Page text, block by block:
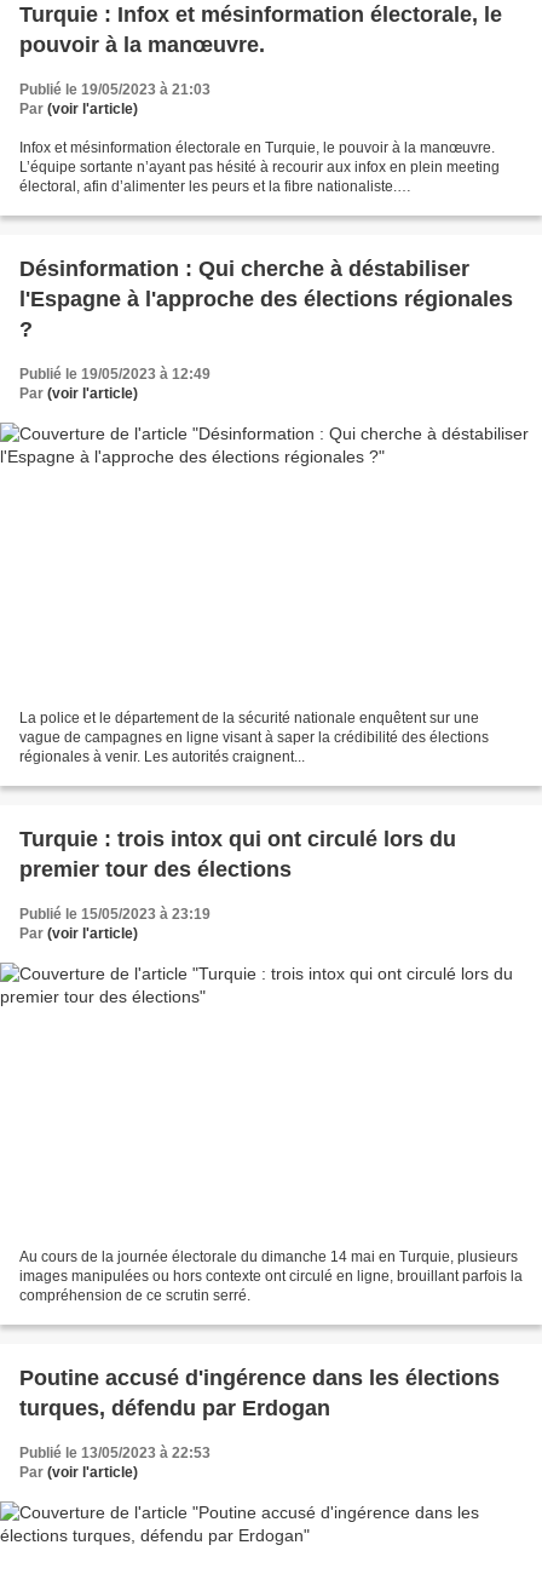
Turquie : Infox et mésinformation électorale, le
pouvoir à la manœuvre.
Publié le 19/05/2023 à 21:03
Par (voir l'article)
Infox et mésinformation électorale en Turquie, le pouvoir à la manœuvre.
L’équipe sortante n’ayant pas hésité à recourir aux infox en plein meeting
électoral, afin d’alimenter les peurs et la fibre nationaliste.
Désinformation : Qui cherche à déstabiliser
l'Espagne à l'approche des élections régionales
?
Publié le 19/05/2023 à 12:49
Par (voir l'article)
La police et le département de la sécurité nationale enquêtent sur une
vague de campagnes en ligne visant à saper la crédibilité des élections
régionales à venir. Les autorités craignent...
Turquie : trois intox qui ont circulé lors du
premier tour des élections
Publié le 15/05/2023 à 23:19
Par (voir l'article)
Au cours de la journée électorale du dimanche 14 mai en Turquie, plusieurs
images manipulées ou hors contexte ont circulé en ligne, brouillant parfois la
compréhension de ce scrutin serré.
Poutine accusé d'ingérence dans les élections
turques, défendu par Erdogan
Publié le 13/05/2023 à 22:53
Par (voir l'article)